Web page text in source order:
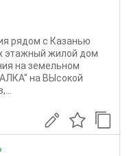
рядом с Казанью
этажный жилой дом
на земельном
на ВЫсокой